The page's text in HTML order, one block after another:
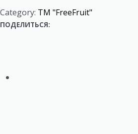
t
v
Category: ТМ "FreeFruit"
ПОДЕЛИТЬСЯ: